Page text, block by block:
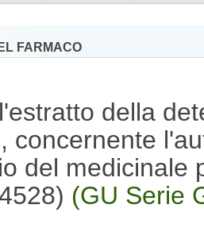
FARMACO
della
concernente
del medicinale
(GU Serie